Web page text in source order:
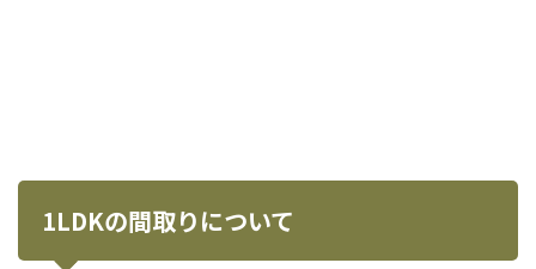
1LDKの間取りについて